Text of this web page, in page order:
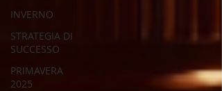
INVERNO
STRATEGIA DI
SUCCESSO
PRIMAVERA
2025